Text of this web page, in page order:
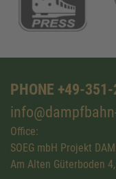
PHONE +49-
Office:
SOEG mbH Projekt
Am Alten Güterboden